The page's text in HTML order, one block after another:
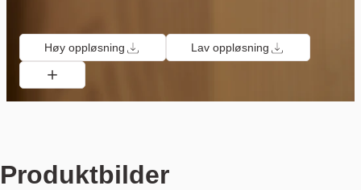
Høy oppløsning Lav oppløsning
Produktbilder